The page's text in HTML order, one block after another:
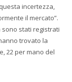
incertezza,
il mercato”.
sono stati registrati
trovato la
22 per mano del